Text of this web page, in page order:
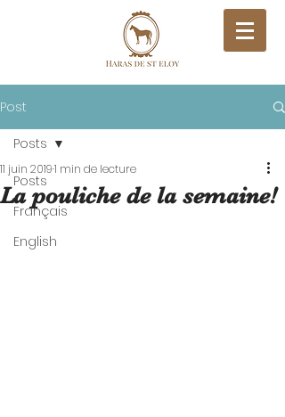
Post
Posts
Français
English
Posts
La pouliche de la semaine!
11 juin 20191 min de lecture